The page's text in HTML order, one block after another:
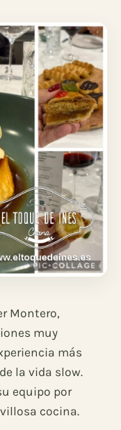
Montero,
muy
más
la vida slow.
equipo por
cocina.